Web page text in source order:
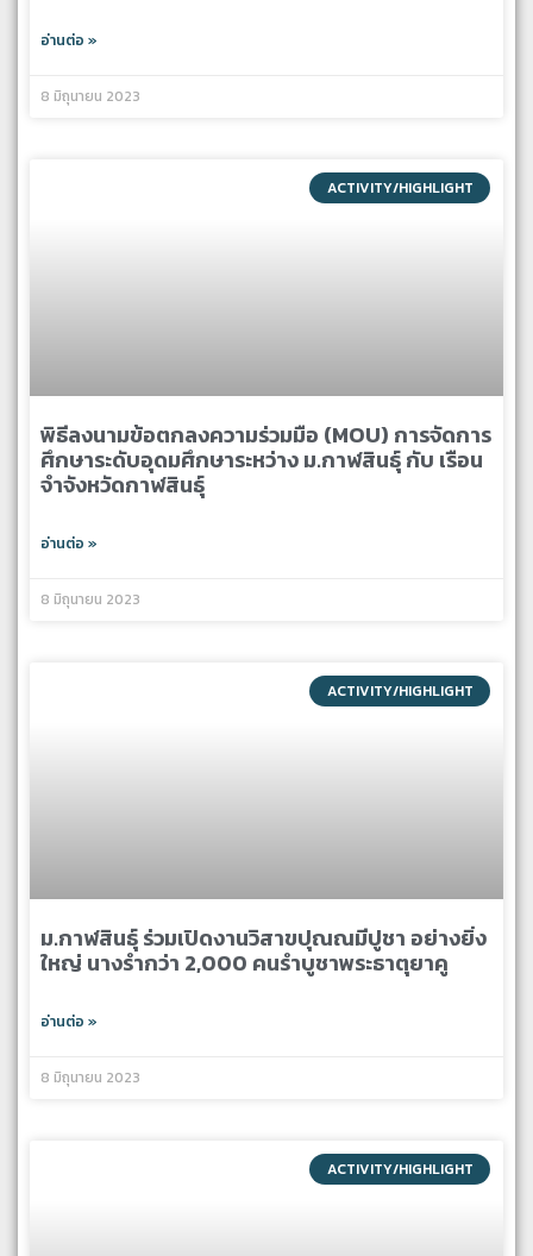
อ่านต่อ »
8 มิถุนายน 2023
ACTIVITY/HIGHLIGHT
พิธีลงนามข้อตกลงความร่วมมือ (MOU) การจัดการ
ศึกษาระดับอุดมศึกษาระหว่าง ม.กาฬสินธุ์ กับ เรือน
จำจังหวัดกาฬสินธุ์
อ่านต่อ »
8 มิถุนายน 2023
ACTIVITY/HIGHLIGHT
ม.กาฬสินธุ์ ร่วมเปิดงานวิสาขปุณณมีปูชา อย่างยิ่ง
ใหญ่ นางรำกว่า 2,000 คนรำบูชาพระธาตุยาคู
อ่านต่อ »
8 มิถุนายน 2023
ACTIVITY/HIGHLIGHT